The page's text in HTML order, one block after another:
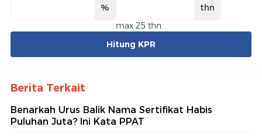
%
thn
max 25 thn
Hitung KPR
Berita Terkait
Benarkah Urus Balik Nama Sertifikat Habis
Puluhan Juta? Ini Kata PPAT